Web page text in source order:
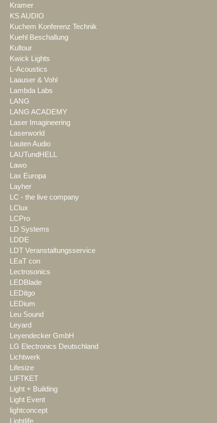
Kramer
KS AUDIO
Kuchem Konferenz Technik
Kuehl Beschallung
Kultour
Kwick Lights
L-Acoustics
Laauser & Vohl
Lambda Labs
LANG
LANG ACADEMY
Laser Imagineering
Laserworld
Lauten Audio
LAUTundHELL
Lawo
Lax Europa
Layher
LC - the live company
LClux
LCPro
LD Systems
LDDE
LDT Veranstaltungsservice
LEaT con
Lectrosonics
LEDBlade
LEDitgo
LEDium
Leu Sound
Leyard
Leyendecker GmbH
LG Electronics Deutschland
Lichtwerk
Lifesize
LIFTKET
Light + Building
Light Event
lightconcept
Lightlife